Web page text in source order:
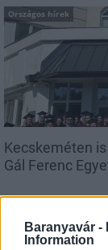
Baranyavár -
Information
Országos hírek
Kecskeméten
Gál Ferenc